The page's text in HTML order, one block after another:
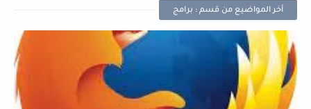
أخر المواضيع من قسم : برامج